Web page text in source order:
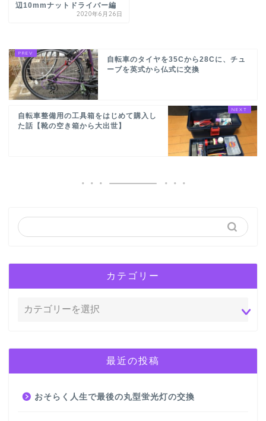
辺10mmナットドライバー編
2020年6月26日
自転車のタイヤを35Cから28Cに、チュ
ーブを英式から仏式に交換
自転車整備用の工具箱をはじめて購入し
た話【靴の空き箱から大出世】
カテゴリー
最近の投稿
おそらく人生で最後の丸型蛍光灯の交換